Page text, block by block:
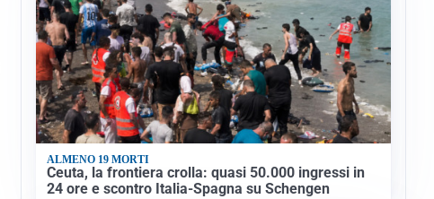
ALMENO 19 MORTI
Ceuta, la frontiera crolla: quasi 50.000 ingressi in
24 ore e scontro Italia-Spagna su Schengen